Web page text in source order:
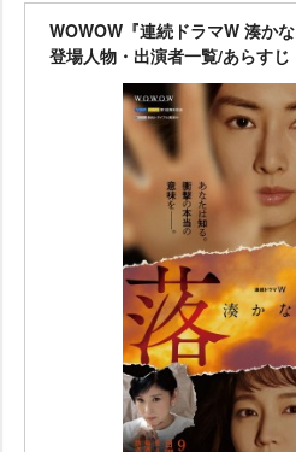
WOWOW『連続ドラマW 湊か
登場人物・出演者一覧/あらすじ